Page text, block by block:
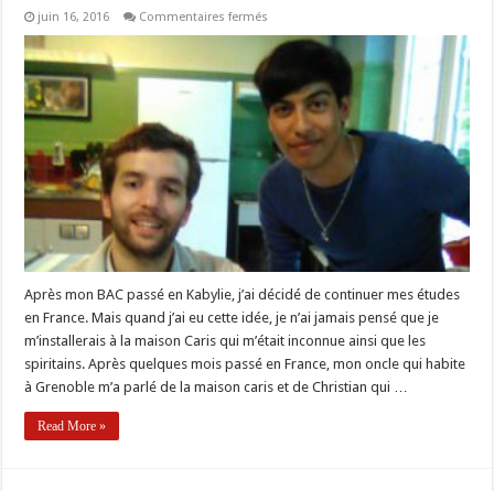
juin 16, 2016 Commentaires fermés
à
la
Caris
:
« être
soi-
même »
Après mon BAC passé en Kabylie, j’ai décidé de continuer mes études
en France. Mais quand j’ai eu cette idée, je n’ai jamais pensé que je
m’installerais à la maison Caris qui m’était inconnue ainsi que les
spiritains. Après quelques mois passé en France, mon oncle qui habite
à Grenoble m’a parlé de la maison caris et de Christian qui …
Read More »